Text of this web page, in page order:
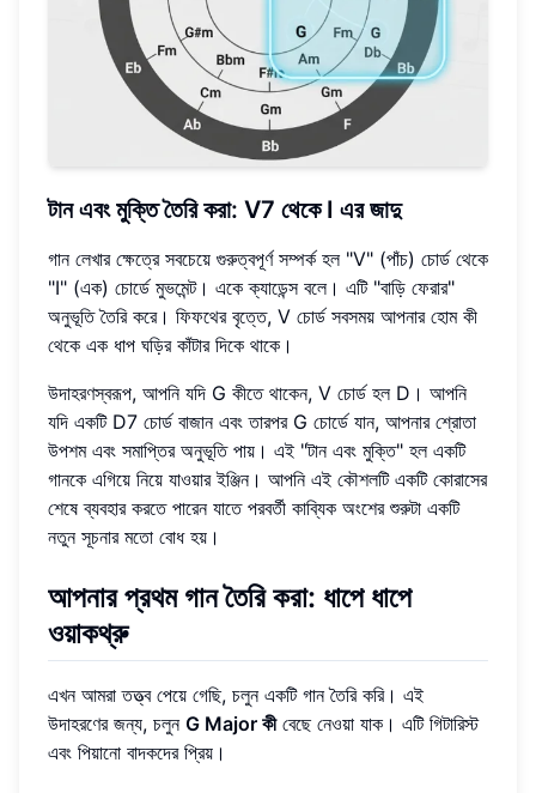
টান এবং মুক্তি তৈরি করা: V7 থেকে I এর জাদু
গান লেখার ক্ষেত্রে সবচেয়ে গুরুত্বপূর্ণ সম্পর্ক হল "V" (পাঁচ) চোর্ড থেকে
"I" (এক) চোর্ডে মুভমেন্ট। একে ক্যাডেন্স বলে। এটি "বাড়ি ফেরার"
অনুভূতি তৈরি করে। ফিফথের বৃত্তে, V চোর্ড সবসময় আপনার হোম কী
থেকে এক ধাপ ঘড়ির কাঁটার দিকে থাকে।
উদাহরণস্বরূপ, আপনি যদি G কীতে থাকেন, V চোর্ড হল D। আপনি
যদি একটি D7 চোর্ড বাজান এবং তারপর G চোর্ডে যান, আপনার শ্রোতা
উপশম এবং সমাপ্তির অনুভূতি পায়। এই "টান এবং মুক্তি" হল একটি
গানকে এগিয়ে নিয়ে যাওয়ার ইঞ্জিন। আপনি এই কৌশলটি একটি কোরাসের
শেষে ব্যবহার করতে পারেন যাতে পরবর্তী কাব্যিক অংশের শুরুটা একটি
নতুন সূচনার মতো বোধ হয়।
আপনার প্রথম গান তৈরি করা: ধাপে ধাপে
ওয়াকথ্রু
এখন আমরা তত্ত্ব পেয়ে গেছি, চলুন একটি গান তৈরি করি। এই
উদাহরণের জন্য, চলুন G Major কীবেছে নেওয়া যাক। এটি গিটারিস্ট
এবং পিয়ানো বাদকদের প্রিয়।